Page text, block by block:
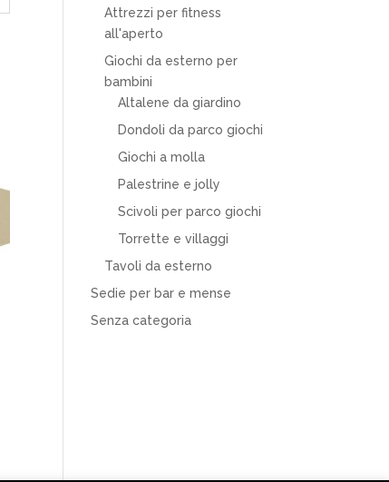
Attrezzi per fitness
all'aperto
Giochi da esterno per
bambini
Altalene da giardino
Dondoli da parco giochi
Giochi a molla
Palestrine e jolly
Scivoli per parco giochi
Torrette e villaggi
Tavoli da esterno
Sedie per bar e mense
Senza categoria